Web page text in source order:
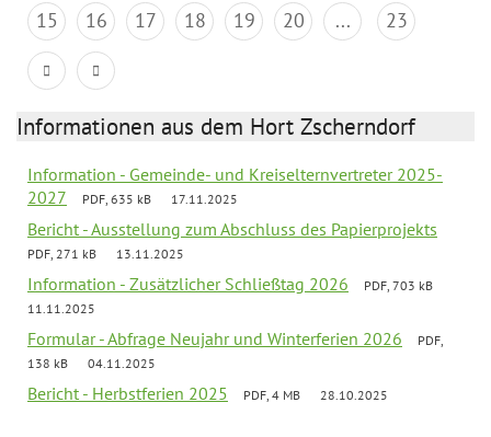
15
16 17 18 19 20 ... 23
Informationen aus dem Hort Zscherndorf
Information - Gemeinde- und Kreiselternvertreter 2025-
2027
PDF, 635 kB 17.11.2025
Bericht - Ausstellung zum Abschluss des Papierprojekts
PDF, 271 kB 13.11.2025
Information - Zusätzlicher Schließtag 2026
PDF, 703 kB
11.11.2025
Formular - Abfrage Neujahr und Winterferien 2026
PDF,
138 kB
04.11.2025
Bericht - Herbstferien 2025 PDF, 4 MB 28.10.2025